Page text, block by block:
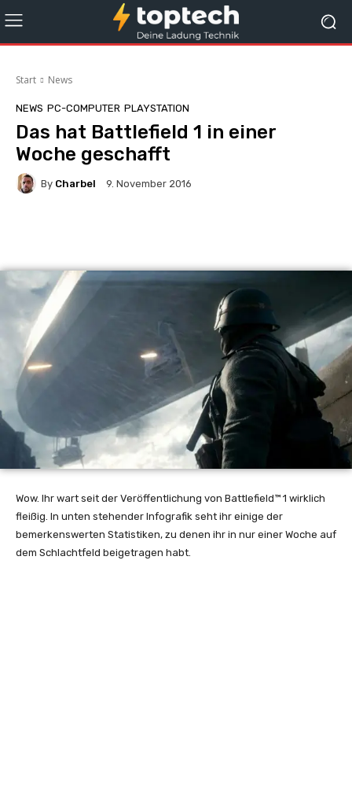
Start News
NEWS PC-COMPUTER PLAYSTATION
Das hat Battlefield 1 in einer
Woche geschafft
By Charbel 9. November 2016
Wow. Ihr wart seit der Veröffentlichung von Battlefield™ 1 wirklich
fleißig. In unten stehender Infografik seht ihr einige der
bemerkenswerten Statistiken, zu denen ihr in nur einer Woche auf
dem Schlachtfeld beigetragen habt.